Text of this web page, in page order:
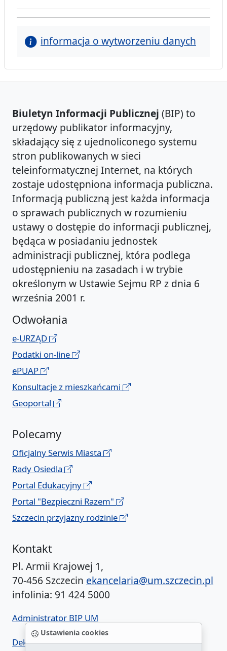
Ustawienia cookies
informacja o wytworzeniu danych
Biuletyn Informacji Publicznej (BIP) to
urzędowy publikator informacyjny,
składający się z ujednoliconego systemu
stron publikowanych w sieci
teleinformatycznej Internet, na których
zostaje udostępniona informacja publiczna.
Informacją publiczną jest każda informacja
o sprawach publicznych w rozumieniu
ustawy o dostępie do informacji publicznej,
będąca w posiadaniu jednostek
administracji publicznej, która podlega
udostępnieniu na zasadach i w trybie
określonym w Ustawie Sejmu RP z dnia 6
września 2001 r.
Odwołania
e-URZĄD
Podatki on-line
ePUAP
Konsultacje z mieszkańcami
Geoportal
Polecamy
Oficjalny Serwis Miasta
Rady Osiedla
Portal Edukacyjny
Portal "Bezpieczni Razem"
Szczecin przyjazny rodzinie
Kontakt
Pl. Armii Krajowej 1,
70-456 Szczecin ekancelaria@um.szczecin.pl
infolinia: 91 424 5000
Administrator BIP UM
Deklaracja dostępności